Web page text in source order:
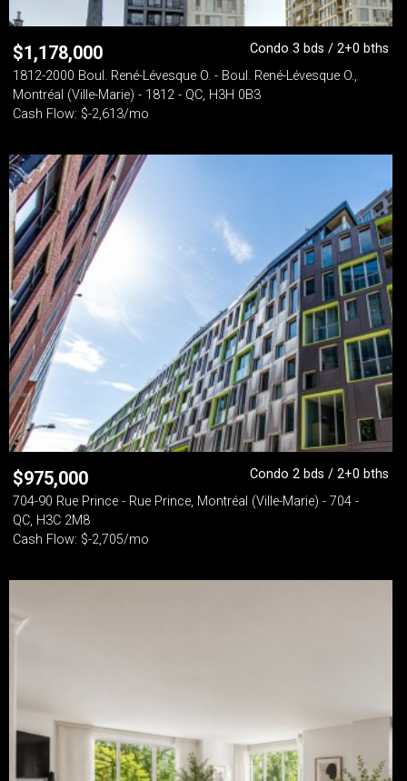
$1,178,000
Condo 3 bds / 2+0 bths
1812-2000 Boul. René-Lévesque O. - Boul. René-Lévesque O.,
Montréal (Ville-Marie) - 1812 - QC, H3H 0B3
Cash Flow: $-2,613/mo
$975,000
Condo 2 bds / 2+0 bths
704-90 Rue Prince - Rue Prince, Montréal (Ville-Marie) - 704 -
QC, H3C 2M8
Cash Flow: $-2,705/mo